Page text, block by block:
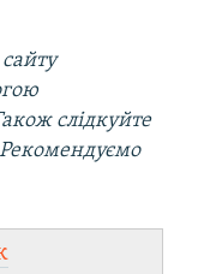
слідкуйте